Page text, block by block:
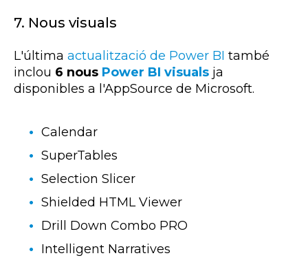
7. Nous visuals
L'última actualització de Power BI també
inclou 6 nous Power BI visuals ja
disponibles a l'AppSource de Microsoft.
Calendar
SuperTables
Selection Slicer
Shielded HTML Viewer
Drill Down Combo PRO
Intelligent Narratives